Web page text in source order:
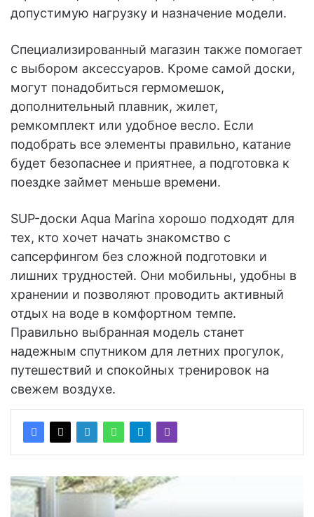
допустимую нагрузку и назначение модели.
Специализированный магазин также помогает
с выбором аксессуаров. Кроме самой доски,
могут понадобиться гермомешок,
дополнительный плавник, жилет,
ремкомплект или удобное весло. Если
подобрать все элементы правильно, катание
будет безопаснее и приятнее, а подготовка к
поездке займет меньше времени.
SUP-доски Aqua Marina хорошо подходят для
тех, кто хочет начать знакомство с
сапсерфингом без сложной подготовки и
лишних трудностей. Они мобильны, удобны в
хранении и позволяют проводить активный
отдых на воде в комфортном темпе.
Правильно выбранная модель станет
надежным спутником для летних прогулок,
путешествий и спокойных тренировок на
свежем воздухе.